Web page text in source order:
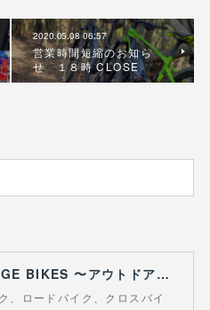
2020.05.08 06:57
営業時間短縮のお知ら
せ １８時 CLOSE
BON VOYAGE BIKES 〜アウトドアライフにつながる自転車専門店〜
、ロードバイク、クロスバイ